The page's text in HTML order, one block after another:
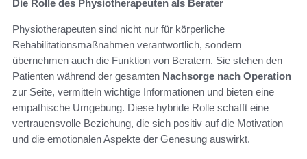
Die Rolle des Physiotherapeuten als Berater
Physiotherapeuten sind nicht nur für körperliche
Rehabilitationsmaßnahmen verantwortlich, sondern
übernehmen auch die Funktion von Beratern. Sie stehen den
Patienten während der gesamten Nachsorge nach Operation
zur Seite, vermitteln wichtige Informationen und bieten eine
empathische Umgebung. Diese hybride Rolle schafft eine
vertrauensvolle Beziehung, die sich positiv auf die Motivation
und die emotionalen Aspekte der Genesung auswirkt.